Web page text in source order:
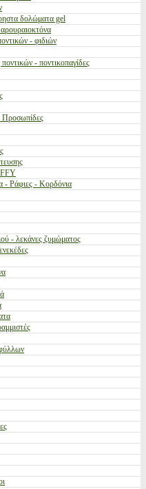
δολώματα gel
- φιδιών
- ποντικοπαγίδες
Προσωπίδες
- Ράφιες - Κορδόνια
- λεκάνες ζυμώματος